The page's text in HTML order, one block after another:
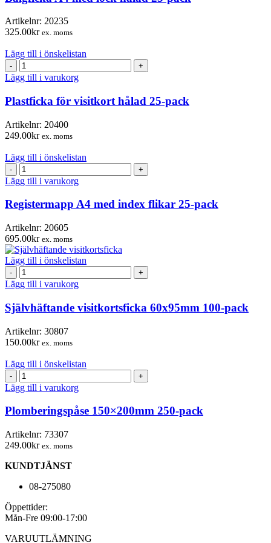
hålad
25-
pack
mängd
Artikelnr: 20235
325.00kr ex. moms
Lägg till i önskelistan
Plastficka
för
visitkort
hålad
25-
mängd
Lägg till i varukorg
Plastficka för visitkort hålad 25-pack
Artikelnr: 20400
249.00kr ex. moms
Lägg till i önskelistan
Registermapp
A4
med
index
flikar
25-
pack
mängd
Lägg till i varukorg
Registermapp A4 med index flikar 25-pack
Artikelnr: 20605
695.00kr ex. moms
Lägg till i önskelistan
Självhäftande
visitkortsficka
60x95mm
100-
pack
Lägg till i varukorg
Självhäftande visitkortsficka 60x95mm 100-pack
Artikelnr: 30807
150.00kr ex. moms
Lägg till i önskelistan
Plomberingspåse
150×200mm
250-
pack
mängd
Lägg till i varukorg
Plomberingspåse 150×200mm 250-pack
Artikelnr: 73307
249.00kr ex. moms
KUNDTJÄNST
08-275080
Öppettider:
Mån-Fre 09:00-17:00
VARUUTLÄMNING